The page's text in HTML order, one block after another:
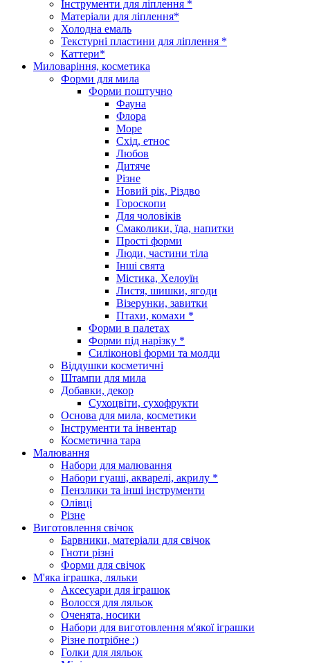
Інструменти для ліплення *
Матеріали для ліплення*
Холодна емаль
Текстурні пластини для ліплення *
Каттери*
Миловаріння, косметика
Форми для мила
Форми поштучно
Фауна
Флора
Море
Схід, етнос
Любов
Дитяче
Різне
Новий рік, Різдво
Гороскопи
Для чоловіків
Смаколики, їда, напитки
Прості форми
Люди, частини тіла
Інші свята
Містика, Хелоуїн
Листя, шишки, ягоди
Візерунки, завитки
Птахи, комахи *
Форми в палетах
Форми під нарізку *
Силіконові форми та молди
Віддушки косметичні
Штампи для мила
Добавки, декор
Сухоцвіти, сухофрукти
Основа для мила, косметики
Інструменти та інвентар
Косметична тара
Малювання
Набори для малювання
Набори гуаші, акварелі, акрилу *
Пензлики та інші інструменти
Олівці
Різне
Виготовлення свічок
Барвники, матеріали для свічок
Гноти різні
Форми для свічок
М'яка іграшка, ляльки
Аксесуари для іграшок
Волосся для ляльок
Оченята, носики
Набори для виготовлення м'якої іграшки
Різне потрібне :)
Голки для ляльок